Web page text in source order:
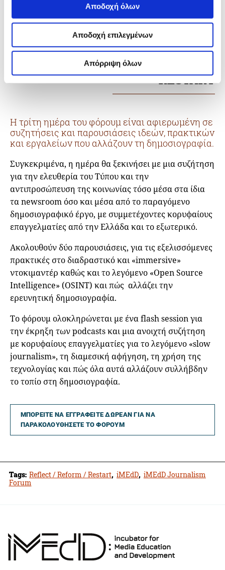
Αποδοχή όλων
Αποδοχή επιλεγμένων
Απόρριψη όλων
αμφισβήτηση που οφείλεις να το
μοιράζεσαι
Στρατής Τριλίκης, Διευθυντής Προγραμμάτων
στο iMEdD, Δημοσιογράφος
RESTART
Η τρίτη ημέρα του φόρουμ είναι αφιερωμένη σε
συζητήσεις και παρουσιάσεις ιδεών, πρακτικών
και εργαλείων που αλλάζουν τη δημοσιογραφία.
Συγκεκριμένα, η ημέρα θα ξεκινήσει με μια συζήτηση
για την ελευθερία του Τύπου και την
αντιπροσώπευση της κοινωνίας τόσο μέσα στα ίδια
τα newsroom όσο και μέσα από το παραγόμενο
δημοσιογραφικό έργο, με συμμετέχοντες κορυφαίους
επαγγελματίες από την Ελλάδα και το εξωτερικό.
Ακολουθούν δύο παρουσιάσεις, για τις εξελισσόμενες
πρακτικές στο διαδραστικό και «immersive»
ντοκιμαντέρ καθώς και το λεγόμενο «Open Source
Intelligence» (OSINT) και πώς αλλάζει την
ερευνητική δημοσιογραφία.
Το φόρουμ ολοκληρώνεται με ένα flash session για
την έκρηξη των podcasts και μια ανοιχτή συζήτηση
με κορυφαίους επαγγελματίες για το λεγόμενο «slow
journalism», τη διαμεσική αφήγηση, τη χρήση της
τεχνολογίας και πώς όλα αυτά αλλάζουν συλλήβδην
το τοπίο στη δημοσιογραφία.
ΜΠΟΡΕΙΤΕ ΝΑ ΕΓΓΡΑΦΕΙΤΕ ΔΩΡΕΑΝ ΓΙΑ ΝΑ
ΠΑΡΑΚΟΛΟΥΘΗΣΕΤΕ ΤΟ ΦΟΡΟΥΜ
Tags: Reflect / Reform / Restart, iMEdD, iMEdD Journalism
Forum